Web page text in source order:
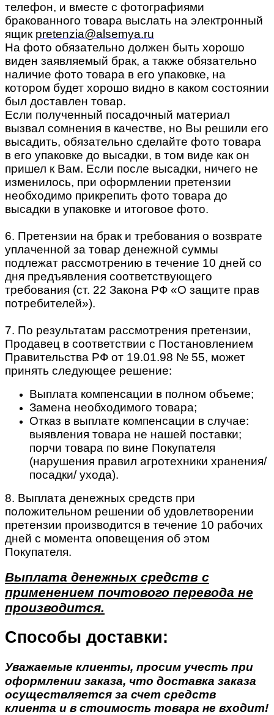
телефон, и вместе с фотографиями
бракованного товара выслать на электронный
ящик pretenzia@alsemya.ru
На фото обязательно должен быть хорошо
виден заявляемый брак, а также обязательно
наличие фото товара в его упаковке, на
котором будет хорошо видно в каком состоянии
был доставлен товар.
Если полученный посадочный материал
вызвал сомнения в качестве, но Вы решили его
высадить, обязательно сделайте фото товара
в его упаковке до высадки, в том виде как он
пришел к Вам. Если после высадки, ничего не
изменилось, при оформлении претензии
необходимо прикрепить фото товара до
высадки в упаковке и итоговое фото.
6. Претензии на брак и требования о возврате
уплаченной за товар денежной суммы
подлежат рассмотрению в течение 10 дней со
дня предъявления соответствующего
требования (ст. 22 Закона РФ «О защите прав
потребителей»).
7. По результатам рассмотрения претензии,
Продавец в соответствии с Постановлением
Правительства РФ от 19.01.98 № 55, может
принять следующее решение:
Выплата компенсации в полном объеме;
Замена необходимого товара;
Отказ в выплате компенсации в случае:
выявления товара не нашей поставки;
порчи товара по вине Покупателя
(нарушения правил агротехники хранения/
посадки/ ухода).
8. Выплата денежных средств при
положительном решении об удовлетворении
претензии производится в течение 10 рабочих
дней с момента оповещения об этом
Покупателя.
Выплата денежных средств с
применением почтового перевода не
производится.
Способы доставки:
Уважаемые клиенты, просим учесть при
оформлении заказа, что доставка заказа
осуществляется за счет средств
клиента и в стоимость товара не входит!